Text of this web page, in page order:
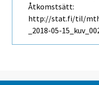
Åtkomstsätt:
http://stat.fi/til/
_2018-05-